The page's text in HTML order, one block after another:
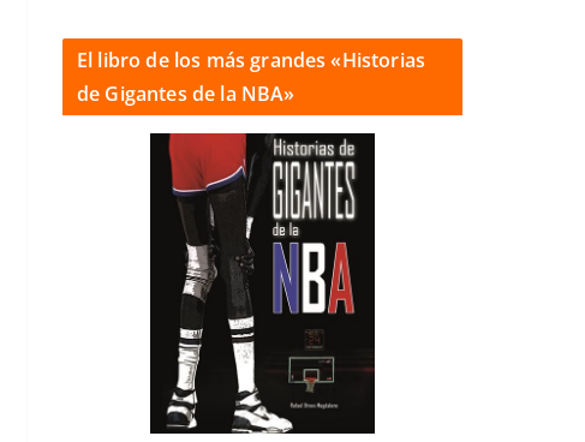
El libro de los más grandes «Historias
de Gigantes de la NBA»